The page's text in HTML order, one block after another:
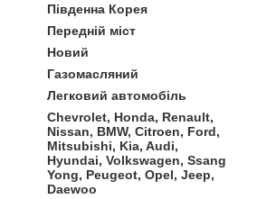
Південна Корея
Передній міст
Новий
Газомасляний
Легковий автомобіль
Chevrolet, Honda, Renault,
Nissan, BMW, Citroen, Ford,
Mitsubishi, Kia, Audi,
Hyundai, Volkswagen, Ssang
Yong, Peugeot, Opel, Jeep,
Daewoo